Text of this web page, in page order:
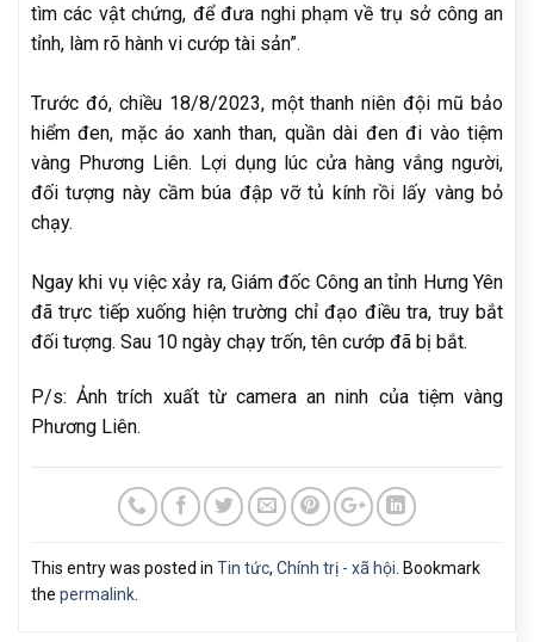
tìm các vật chứng, để đưa nghi phạm về trụ sở công an
tỉnh, làm rõ hành vi cướp tài sản”.
Trước đó, chiều 18/8/2023, một thanh niên đội mũ bảo
hiểm đen, mặc áo xanh than, quần dài đen đi vào tiệm
vàng Phương Liên. Lợi dụng lúc cửa hàng vắng người,
đối tượng này cầm búa đập vỡ tủ kính rồi lấy vàng bỏ
chạy.
Ngay khi vụ việc xảy ra, Giám đốc Công an tỉnh Hưng Yên
đã trực tiếp xuống hiện trường chỉ đạo điều tra, truy bắt
đối tượng. Sau 10 ngày chạy trốn, tên cướp đã bị bắt.
P/s: Ảnh trích xuất từ camera an ninh của tiệm vàng
Phương Liên.
This entry was posted in Tin tức, Chính trị - xã hội . Bookmark
the permalink